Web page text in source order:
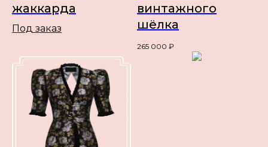
жаккарда
Под заказ
винтажного
шёлка
265 000 ₽